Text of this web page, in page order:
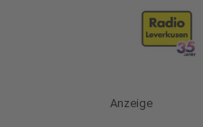
Anzeige